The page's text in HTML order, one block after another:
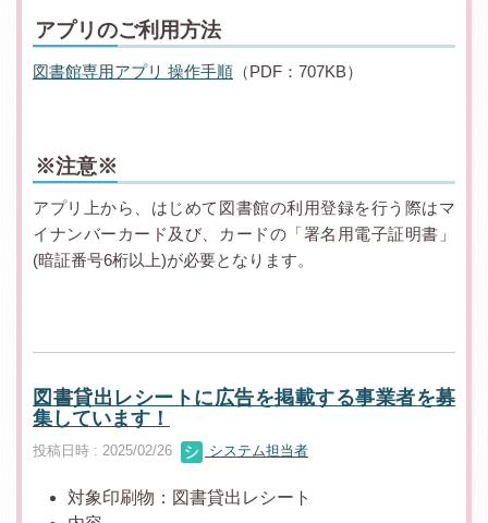
アプリのご利用方法
図書館専用アプリ 操作手順 （PDF：707KB）
※注意※
アプリ上から、はじめて図書館の利用登録を行う際はマ
イナンバーカード及び、カードの「署名用電子証明書」
(暗証番号6桁以上)が必要となります。
図書貸出レシートに広告を掲載する事業者を募
集しています！
投稿日時 : 2025/02/26 システム担当者
対象印刷物：図書貸出レシート